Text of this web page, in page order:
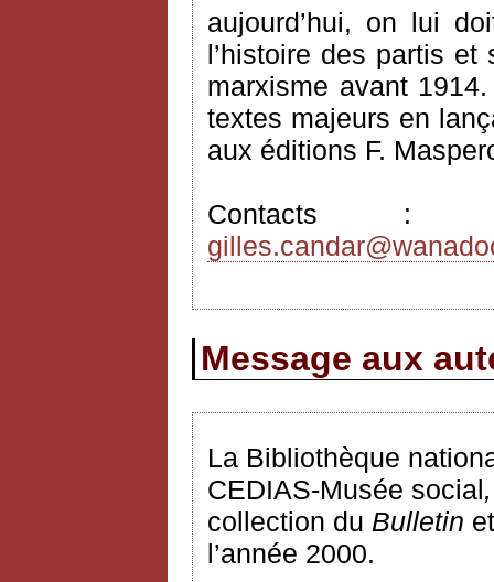
aujourd’hui, on lui
l’histoire des partis
marxisme avant
textes majeurs en
aux éditions F.
Contacts
Message aux
La Bibliothèque
CEDIAS-Musée social,
collection du Bulletin
l’année 2000.